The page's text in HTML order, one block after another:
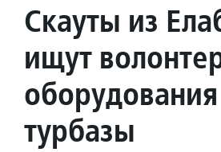
Скауты из
ищут
турбазы